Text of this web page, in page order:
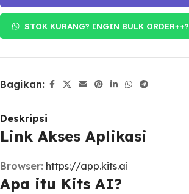
STOK KURANG? INGIN BULK ORDER++?
Bagikan:
Deskripsi
Link Akses Aplikasi
Browser: https://app.kits.ai
Apa itu ​Kits AI?